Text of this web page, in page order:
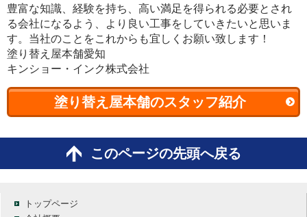
豊富な知識、経験を持ち、高い満足を得られる必要とされ
る会社になるよう、より良い工事をしていきたいと思いま
す。当社のことをこれからも宜しくお願い致します！
塗り替え屋本舗愛知
キンショー・インク株式会社
塗り替え屋本舗のスタッフ紹介
このページの先頭へ戻る
トップページ